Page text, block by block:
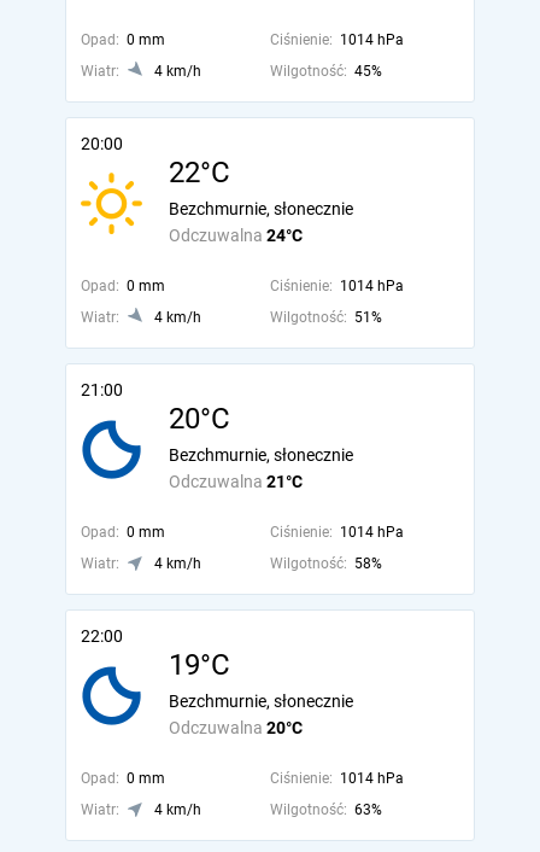
Opad: 0 mm Ciśnienie: 1014 hPa
Wiatr:
4 km/h Wilgotność: 45%
20:00
22°C
Odczuwalna 24°C
Bezchmurnie, słonecznie
Opad: 0 mm Ciśnienie: 1014 hPa
Wiatr:
4 km/h Wilgotność: 51%
21:00
20°C
Odczuwalna 21°C
Bezchmurnie, słonecznie
Opad: 0 mm Ciśnienie: 1014 hPa
Wiatr:
4 km/h Wilgotność: 58%
22:00
19°C
Odczuwalna 20°C
Bezchmurnie, słonecznie
Opad: 0 mm Ciśnienie: 1014 hPa
Wiatr:
4 km/h Wilgotność: 63%